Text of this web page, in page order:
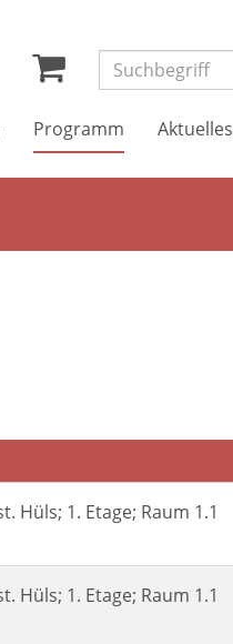
Programm Aktuelles
Hüls; 1. Etage; Raum 1.1
Hüls; 1. Etage; Raum 1.1